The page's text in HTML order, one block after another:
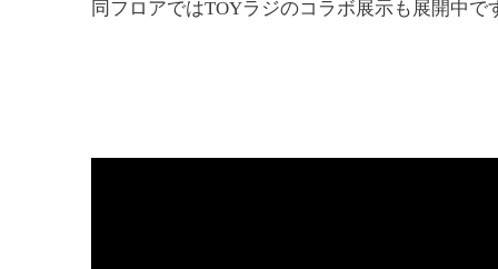
同フロアではTOYラジのコラボ展示も展開中で